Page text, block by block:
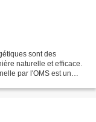
sont des
naturelle et efficace.
par l'OMS est un